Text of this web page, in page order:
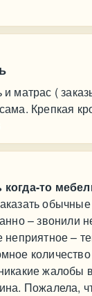
и матрас (
Крепкая
то
– звонили
–
жалобы
Пожалела,